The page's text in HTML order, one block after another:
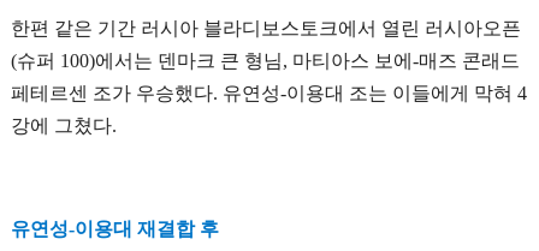
한편 같은 기간 러시아 블라디보스토크에서 열린 러시아오픈
(슈퍼 100)에서는 덴마크 큰 형님, 마티아스 보에-매즈 콘래드
페테르센 조가 우승했다. 유연성-이용대 조는 이들에게 막혀 4
강에 그쳤다.
유연성-이용대 재결합 후